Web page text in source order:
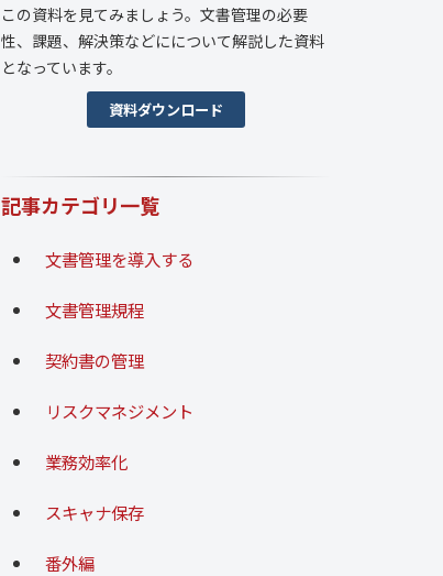
この資料を見てみましょう。文書管理の必要
性、課題、解決策などにについて解説した資料
となっています。
資料ダウンロード
記事カテゴリ一覧
文書管理を導入する
文書管理規程
契約書の管理
リスクマネジメント
業務効率化
スキャナ保存
番外編